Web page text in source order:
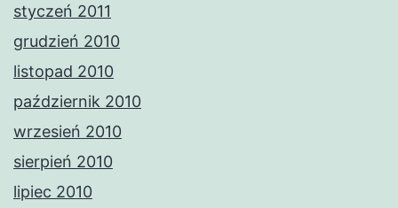
styczeń 2011
grudzień 2010
listopad 2010
październik 2010
wrzesień 2010
sierpień 2010
lipiec 2010